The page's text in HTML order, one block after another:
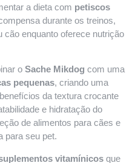
a dieta com petiscos
durante os treinos,
enquanto oferece nutrição
o Sache Mikdog com uma
pequenas, criando uma
da textura crocante
e hidratação do
de alimentos para cães e
para seu pet.
vitamínicos que